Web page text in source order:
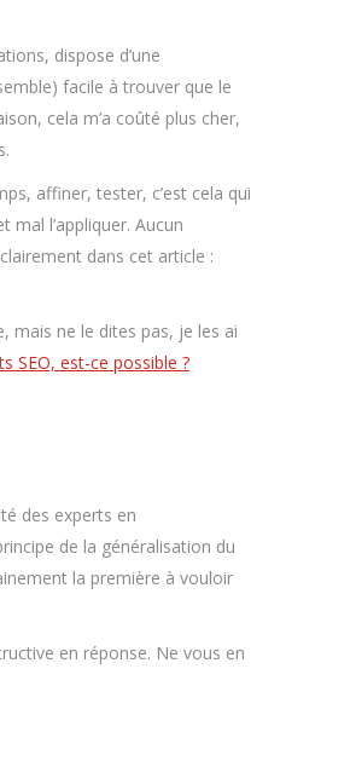
dispose d’une
facile à trouver que le
cela m’a coûté plus cher,
affiner, tester, c’est cela qui
l’appliquer. Aucun
dans cet article :
mais ne le dites pas, je les ai
SEO, est-ce possible ?
des experts en
de la généralisation du
la première à vouloir
en réponse. Ne vous en